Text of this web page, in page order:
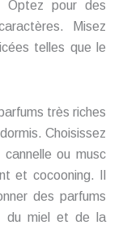
Optez pour des
Misez
telles que le
très riches
Choisissez
ou musc
et cocooning. Il
des parfums
du miel et de la